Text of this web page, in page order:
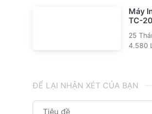
Máy
TC-
25
4.580
ĐỂ LẠI NHẬN XÉT CỦA BẠN